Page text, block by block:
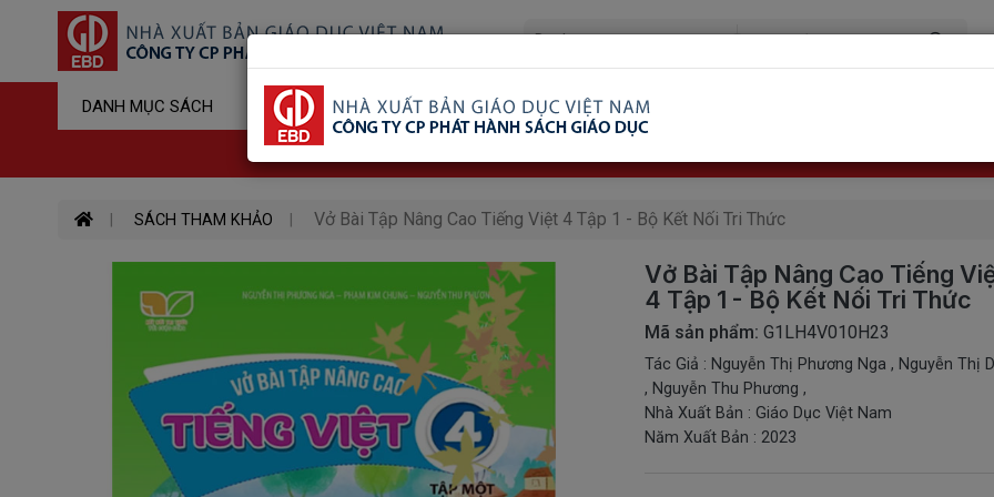
DANH MỤC SÁCH Sản Phẩm Đã Xem Ship COD Trên Toàn Quốc
SÁCH THAM KHẢO Vở Bài Tập Nâng Cao Tiếng Việt 4 Tập 1 - Bộ Kết Nối Tri Thức
Vở Bài Tập Nâng Cao Tiếng
4 Tập 1 - Bộ Kết Nối Tri Thức
Mã sản phẩm: G1LH4V010H23
Tác Giả : Nguyễn Thị Phương Nga , Nguyễn Thị
, Nguyễn Thu Phương ,
Nhà Xuất Bản : Giáo Dục Việt Nam
Năm Xuất Bản : 2023